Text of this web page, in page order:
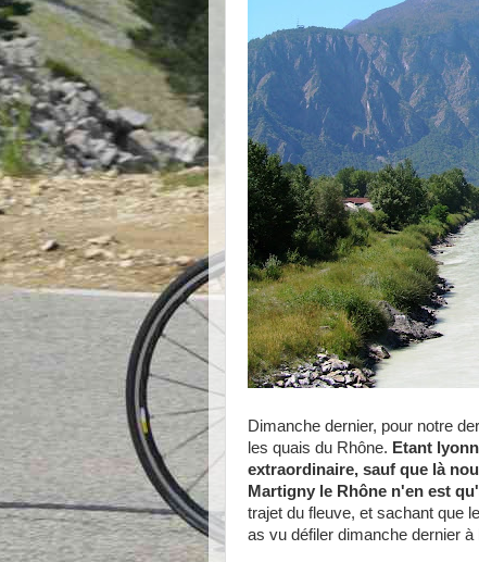
Dimanche dernier, pour notre
les quais du Rhône. Etant
extraordinaire, sauf que là
Martigny le Rhône n'en est
trajet du fleuve, et sachant que
as vu défiler dimanche dernier